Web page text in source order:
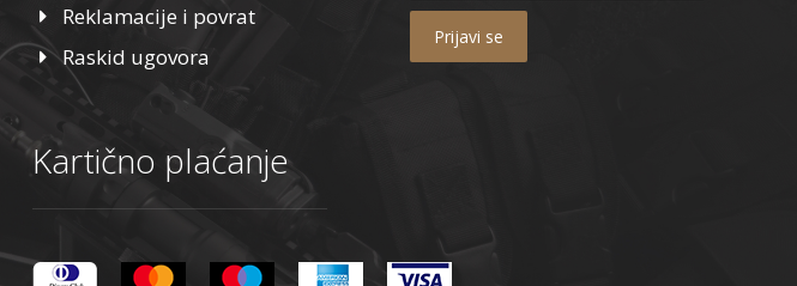
Reklamacije i povrat
Raskid ugovora
Kartično plaćanje
Prijavi se